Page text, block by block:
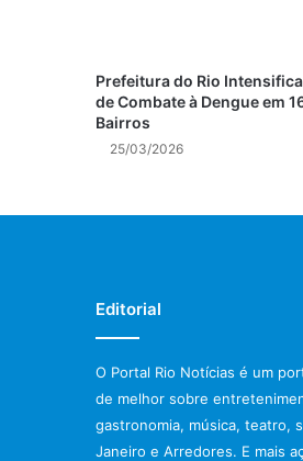
Prefeitura do Rio
de Combate à Dengue em
Bairros
25/03/2026
Editorial
O Portal Rio Notícias é um
de melhor sobre
gastronomia, música, teatro,
Janeiro e Arredores. E mais